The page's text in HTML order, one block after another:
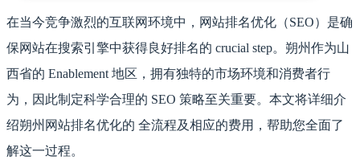
在当今竞争激烈的互联网环境中，网站排名优化（SEO）是确
保网站在搜索引擎中获得良好排名的 crucial step。朔州作为山
西省的 Enablement 地区，拥有独特的市场环境和消费者行
为，因此制定科学合理的 SEO 策略至关重要。本文将详细介
绍朔州网站排名优化的 全流程及相应的费用，帮助您全面了
解这一过程。